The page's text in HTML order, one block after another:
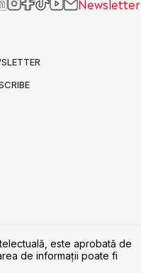
este aprobată de
de informaţii poate fi